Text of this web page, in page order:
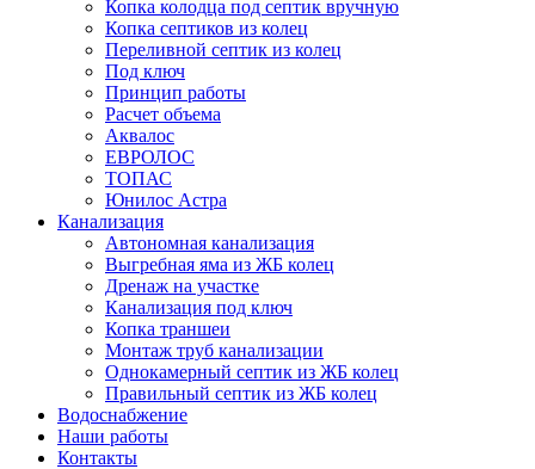
Копка колодца под септик вручную
Копка септиков из колец
Переливной септик из колец
Под ключ
Принцип работы
Расчет объема
Аквалос
ЕВРОЛОС
ТОПАС
Юнилос Астра
Канализация
Автономная канализация
Выгребная яма из ЖБ колец
Дренаж на участке
Канализация под ключ
Копка траншеи
Монтаж труб канализации
Однокамерный септик из ЖБ колец
Правильный септик из ЖБ колец
Водоснабжение
Наши работы
Контакты